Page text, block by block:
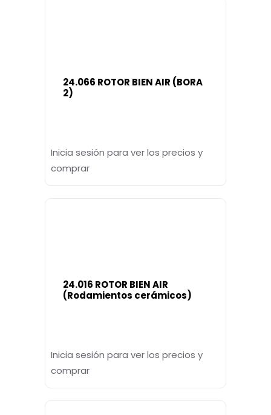
24.066 ROTOR BIEN AIR (BORA
2)
Inicia sesión para ver los precios y
comprar
24.016 ROTOR BIEN AIR
(Rodamientos cerámicos)
Inicia sesión para ver los precios y
comprar